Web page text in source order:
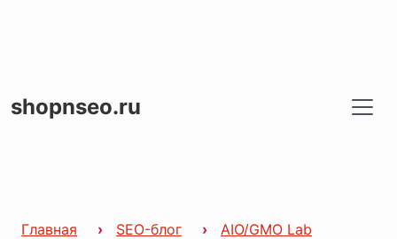
shopnseo.ru
Главная SEO-блог
AIO/GMO Lab